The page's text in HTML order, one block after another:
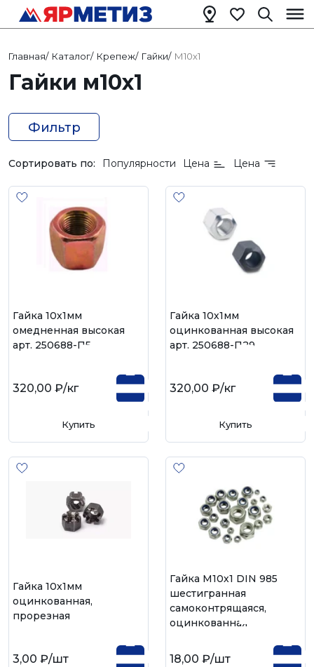
Главная/ Каталог/ Крепеж/ Гайки/ М10х1
Гайки м10х1
Фильтр
Сортировать по: Популярности Цена Цена
Гайка 10х1мм
омедненная высокая
арт. 250688-П5
320,00 ₽/кг
Купить
Гайка 10х1мм
оцинкованная высокая
арт. 250688-П29
320,00 ₽/кг
Купить
Гайка 10х1мм
оцинкованная,
прорезная
3,00 ₽/шт
Гайка М10х1 DIN 985
шестигранная
самоконтрящаяся,
оцинкованная
18,00 ₽/шт